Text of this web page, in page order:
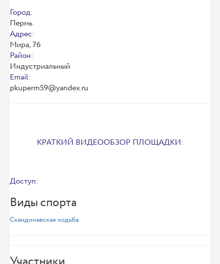
Город:
Пермь
Адрес:
Мира, 76
Район:
Индустриальный
Email:
pkuperm59@yandex.ru
КРАТКИЙ ВИДЕООБЗОР ПЛОЩАДКИ:
Доступ:
Виды спорта
Скандинавская ходьба